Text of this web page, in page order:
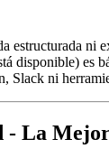
estructurada ni
disponible) es
Slack ni
- La